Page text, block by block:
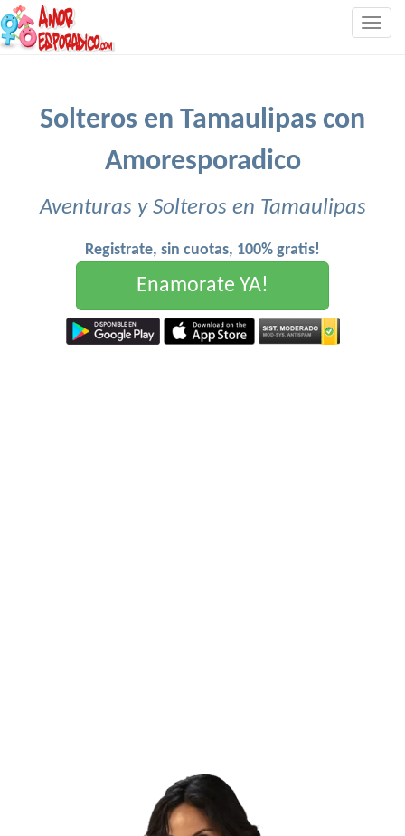
Solteros en Tamaulipas con
Amoresporadico
Aventuras y Solteros en Tamaulipas
Registrate, sin cuotas, 100% gratis!
Enamorate YA!